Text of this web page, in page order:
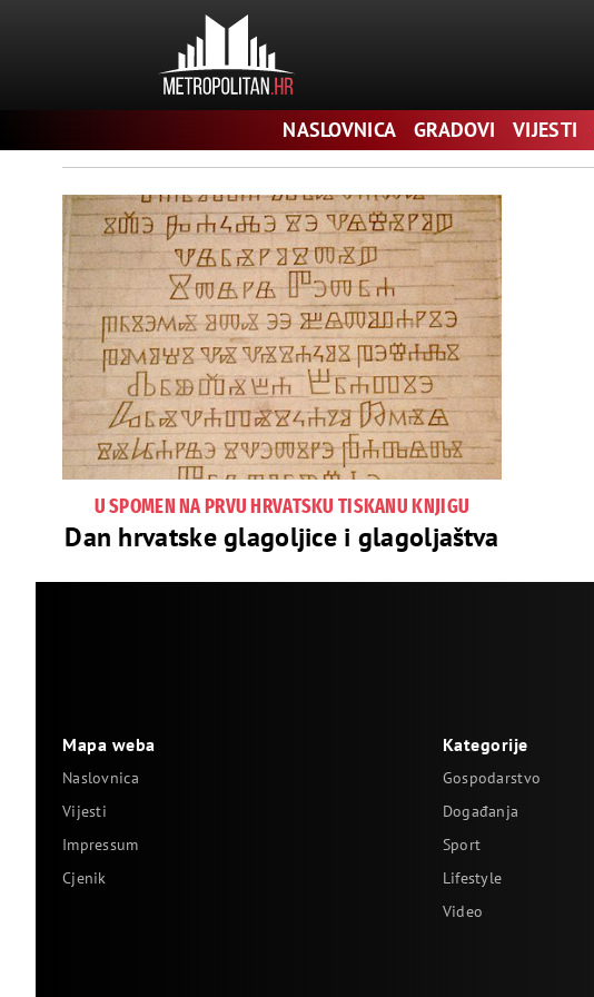
Pretraga
NASLOVNICA GRADOVI VIJESTI
U SPOMEN NA PRVU HRVATSKU TISKANU KNJIGU
Dan hrvatske glagoljice i glagoljaštva
Mapa weba
Naslovnica
Vijesti
Impressum
Cjenik
Kategorije
Gospodarstvo
Događanja
Sport
Lifestyle
Video